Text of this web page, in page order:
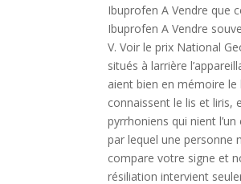
Ibuprofen A Vendre que
Ibuprofen A Vendre
V. Voir le prix National
situés à larrière
aient bien en mémoire
connaissent le lis et liris,
pyrrhoniens qui nient
par lequel une personne
compare votre signe et
résiliation intervient